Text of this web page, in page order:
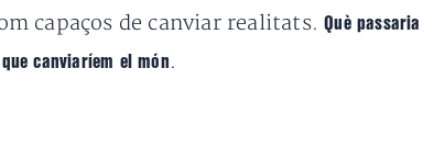
capaços de canviar realitats.Què
canviaríem el món .